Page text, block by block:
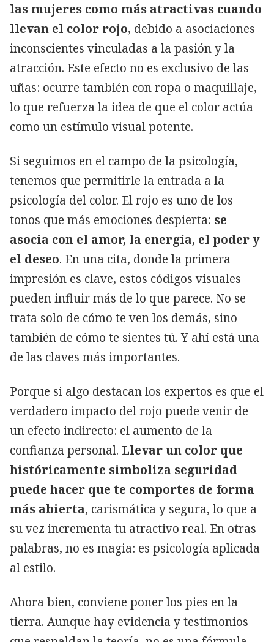
las mujeres como más atractivas cuando
llevan el color rojo, debido a asociaciones
inconscientes vinculadas a la pasión y la
atracción. Este efecto no es exclusivo de las
uñas: ocurre también con ropa o maquillaje,
lo que refuerza la idea de que el color actúa
como un estímulo visual potente.
Si seguimos en el campo de la psicología,
tenemos que permitirle la entrada a la
psicología del color. El rojo es uno de los
tonos que más emociones despierta: se
asocia con el amor, la energía, el poder y
el deseo. En una cita, donde la primera
impresión es clave, estos códigos visuales
pueden influir más de lo que parece. No se
trata solo de cómo te ven los demás, sino
también de cómo te sientes tú. Y ahí está una
de las claves más importantes.
Porque si algo destacan los expertos es que el
verdadero impacto del rojo puede venir de
un efecto indirecto: el aumento de la
confianza personal. Llevar un color que
históricamente simboliza seguridad
puede hacer que te comportes de forma
más abierta, carismática y segura, lo que a
su vez incrementa tu atractivo real. En otras
palabras, no es magia: es psicología aplicada
al estilo.
Ahora bien, conviene poner los pies en la
tierra. Aunque hay evidencia y testimonios